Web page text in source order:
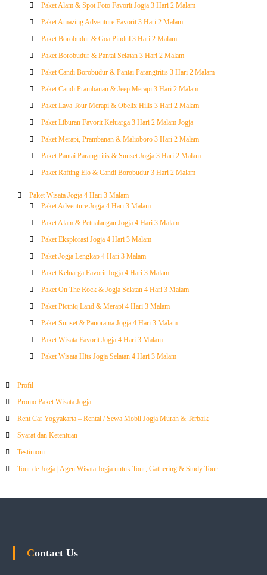
Paket Alam & Spot Foto Favorit Jogja 3 Hari 2 Malam
Paket Amazing Adventure Favorit 3 Hari 2 Malam
Paket Borobudur & Goa Pindul 3 Hari 2 Malam
Paket Borobudur & Pantai Selatan 3 Hari 2 Malam
Paket Candi Borobudur & Pantai Parangtritis 3 Hari 2 Malam
Paket Candi Prambanan & Jeep Merapi 3 Hari 2 Malam
Paket Lava Tour Merapi & Obelix Hills 3 Hari 2 Malam
Paket Liburan Favorit Keluarga 3 Hari 2 Malam Jogja
Paket Merapi, Prambanan & Malioboro 3 Hari 2 Malam
Paket Pantai Parangtritis & Sunset Jogja 3 Hari 2 Malam
Paket Rafting Elo & Candi Borobudur 3 Hari 2 Malam
Paket Wisata Jogja 4 Hari 3 Malam
Paket Adventure Jogja 4 Hari 3 Malam
Paket Alam & Petualangan Jogja 4 Hari 3 Malam
Paket Eksplorasi Jogja 4 Hari 3 Malam
Paket Jogja Lengkap 4 Hari 3 Malam
Paket Keluarga Favorit Jogja 4 Hari 3 Malam
Paket On The Rock & Jogja Selatan 4 Hari 3 Malam
Paket Pictniq Land & Merapi 4 Hari 3 Malam
Paket Sunset & Panorama Jogja 4 Hari 3 Malam
Paket Wisata Favorit Jogja 4 Hari 3 Malam
Paket Wisata Hits Jogja Selatan 4 Hari 3 Malam
Profil
Promo Paket Wisata Jogja
Rent Car Yogyakarta – Rental / Sewa Mobil Jogja Murah & Terbaik
Syarat dan Ketentuan
Testimoni
Tour de Jogja | Agen Wisata Jogja untuk Tour, Gathering & Study Tour
Contact Us